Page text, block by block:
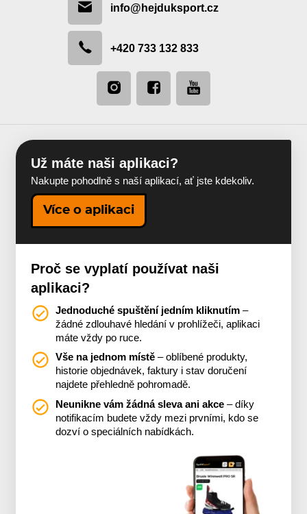
info@hejduksport.cz
+420 733 132 833
Už máte naši aplikaci?
Nakupte pohodlně s naší aplikací, ať jste kdekoliv.
Více o aplikaci
Proč se vyplatí používat naši
aplikaci?
Jednoduché spuštění jedním kliknutím –
žádné zdlouhavé hledání v prohlížeči, aplikaci
máte vždy po ruce.
Vše na jednom místě – oblíbené produkty,
historie objednávek, faktury i stav doručení
najdete přehledně pohromadě.
Neunikne vám žádná sleva ani akce – díky
notifikacím budete vždy mezi prvními, kdo se
dozví o speciálních nabídkách.